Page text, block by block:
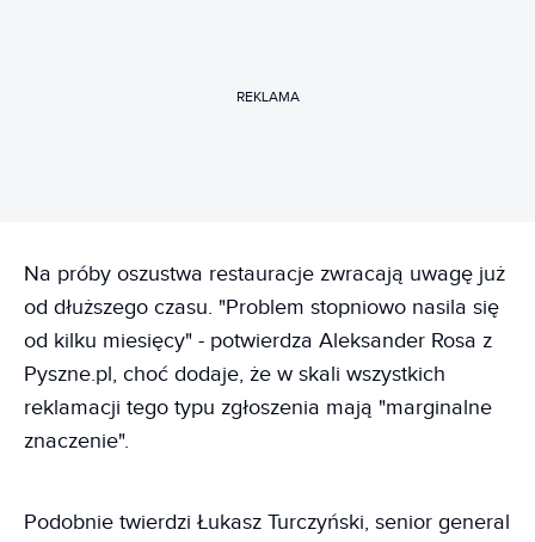
REKLAMA
Na próby oszustwa restauracje zwracają uwagę już
od dłuższego czasu. "Problem stopniowo nasila się
od kilku miesięcy" - potwierdza Aleksander Rosa z
Pyszne.pl, choć dodaje, że w skali wszystkich
reklamacji tego typu zgłoszenia mają "marginalne
znaczenie".
Podobnie twierdzi Łukasz Turczyński, senior general